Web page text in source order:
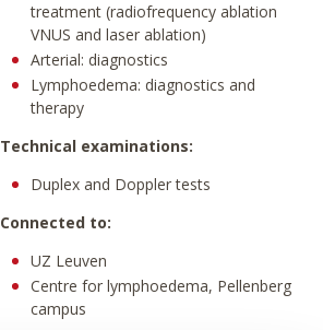
treatment (radiofrequency ablation
VNUS and laser ablation)
Arterial: diagnostics
Lymphoedema: diagnostics and
therapy
Technical examinations:
Duplex and Doppler tests
Connected to:
UZ Leuven
Centre for lymphoedema, Pellenberg
campus